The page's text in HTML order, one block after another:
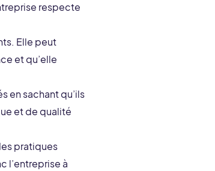
respecte
Elle peut
et qu’elle
en sachant qu’ils
et de qualité
pratiques
l’entreprise à